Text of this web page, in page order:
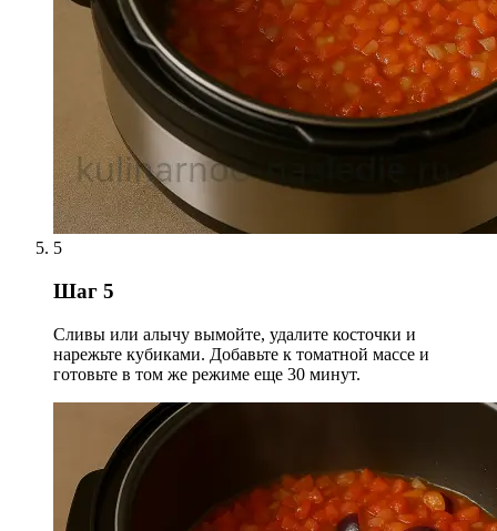
5
Шаг 5
Сливы или алычу вымойте, удалите косточки и
нарежьте кубиками. Добавьте к томатной массе и
готовьте в том же режиме еще 30 минут.